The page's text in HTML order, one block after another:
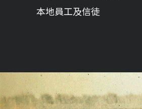
本地員工及信徒